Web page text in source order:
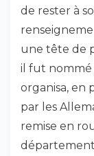
de rester à
une tête de
il fut nommé
organisa, en
par les
remise en